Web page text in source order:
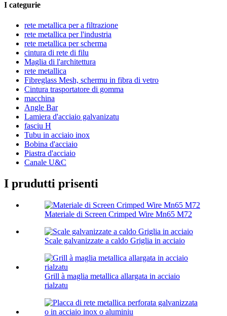
I categurie
rete metallica per a filtrazione
rete metallica per l'industria
rete metallica per scherma
cintura di rete di filu
Maglia di l'architettura
rete metallica
Fibreglass Mesh, schermu in fibra di vetro
Cintura trasportatore di gomma
macchina
Angle Bar
Lamiera d'acciaio galvanizatu
fasciu H
Tubu in acciaio inox
Bobina d'acciaio
Piastra d'acciaio
Canale U&C
I prudutti prisenti
Materiale di Screen Crimped Wire Mn65 M72
Scale galvanizzate a caldo Griglia in acciaio
Grill à maglia metallica allargata in acciaio
rialzatu